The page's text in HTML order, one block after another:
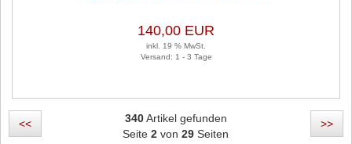
140,00 EUR
inkl. 19 % MwSt.
Versand: 1 - 3 Tage
<< 340Artikel gefunden
Seite2 von29 Seiten
>>